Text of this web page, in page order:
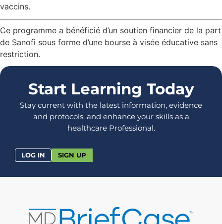
vaccins.
Ce programme a bénéficié d’un soutien financier de la part
de Sanofi sous forme d’une bourse à visée éducative sans
restriction.
Start Learning Today
Stay current with the latest information, evidence
and protocols, and enhance your skills as a
healthcare Professional.
LOG IN SIGN UP